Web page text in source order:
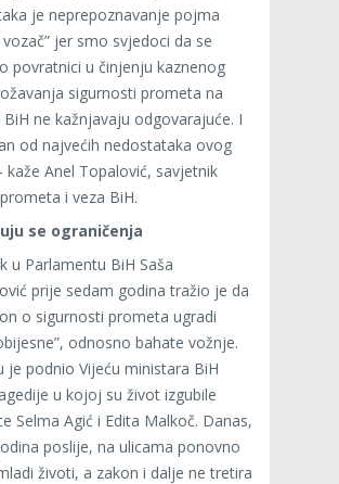
je neprepoznavanje pojma
vozač” jer smo svjedoci da se
povratnici u činjenju kaznenog
sigurnosti prometa na
ne kažnjavaju odgovarajuće. I
od najvećih nedostataka ovog
kaže Anel Topalović, savjetnik
i veza BiH.
se ograničenja
u Parlamentu BiH Saša
prije sedam godina tražio je da
o sigurnosti prometa ugradi
odnosno bahate vožnje.
je podnio Vijeću ministara BiH
u kojoj su život izgubile
Selma Agić i Edita Malkoč. Danas,
poslije, na ulicama ponovno
životi, a zakon i dalje ne tretira